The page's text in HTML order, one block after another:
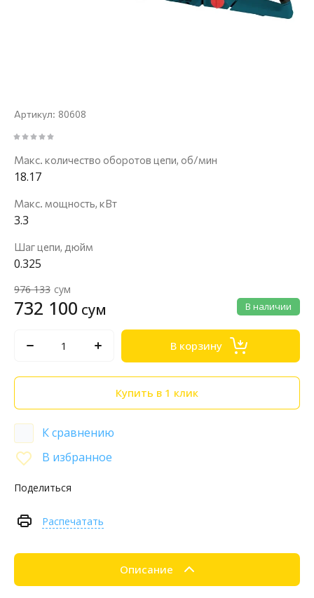
Артикул: 80608
Макс. количество оборотов цепи, об/мин
18.17
Макс. мощность, кВт
3.3
Шаг цепи, дюйм
0.325
В наличии
976 133 сум
732 100 сум
В корзину
Купить в 1 клик
К сравнению
В избранное
Поделиться
Распечатать
Описание